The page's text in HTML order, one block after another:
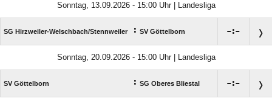
Sonntag, 13.09.2026 - 15:00 Uhr | Landesliga
SG Hirzweiler-Welschbach/​Stennweiler : SV Göttelborn :
Sonntag, 20.09.2026 - 15:00 Uhr | Landesliga
SV Göttelborn : SG Oberes Bliestal :